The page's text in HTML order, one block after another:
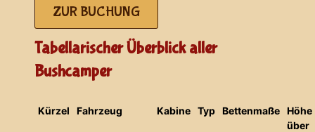
ZUR BUCHUNG
Tabellarischer Überblick aller
Bushcamper
Kürzel Fahrzeug Kabine Typ Bettenmaße Höhe
über